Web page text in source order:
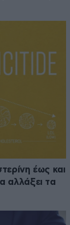
έως και
αλλάξει τα